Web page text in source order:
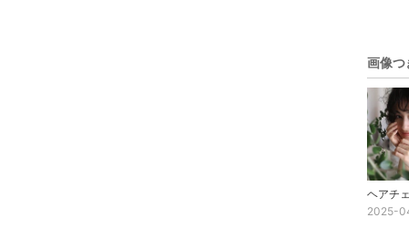
画像つ
2025-